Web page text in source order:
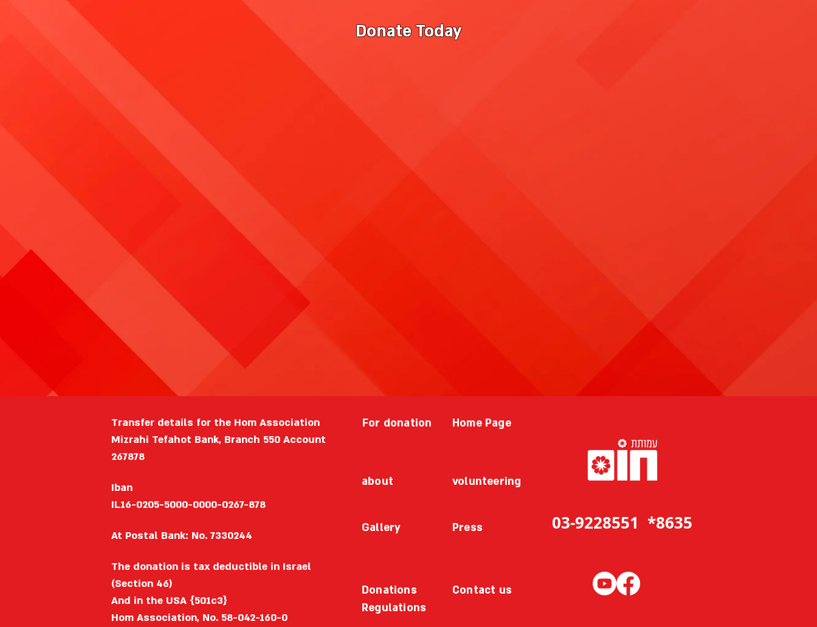
Donate Today
Transfer details for the Hom Association
Mizrahi Tefahot Bank, Branch 550 Account
267878
Iban
IL16-0205-5000-0000-0267-878
At Postal Bank: No. 7330244
The donation is tax deductible in Israel
(Section 46)
And in the USA {501c3}
Hom Association, No. 58-042-160-0
For donation
about
Gallery
Donations
Regulations
Home Page
volunteering
Press
Contact us
8635* 03-9228551